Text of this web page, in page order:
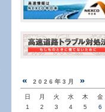
« 2026年3月 »
日 月 火 水 木 金
1
2 3 4 5 6